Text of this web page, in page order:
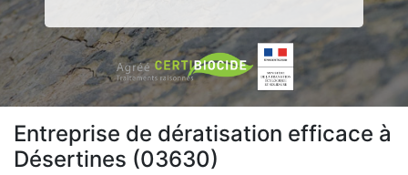
Entreprise de dératisation efficace à
Désertines (03630)